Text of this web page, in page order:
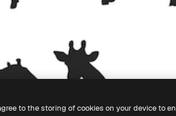
to the storing of cookies on your device to